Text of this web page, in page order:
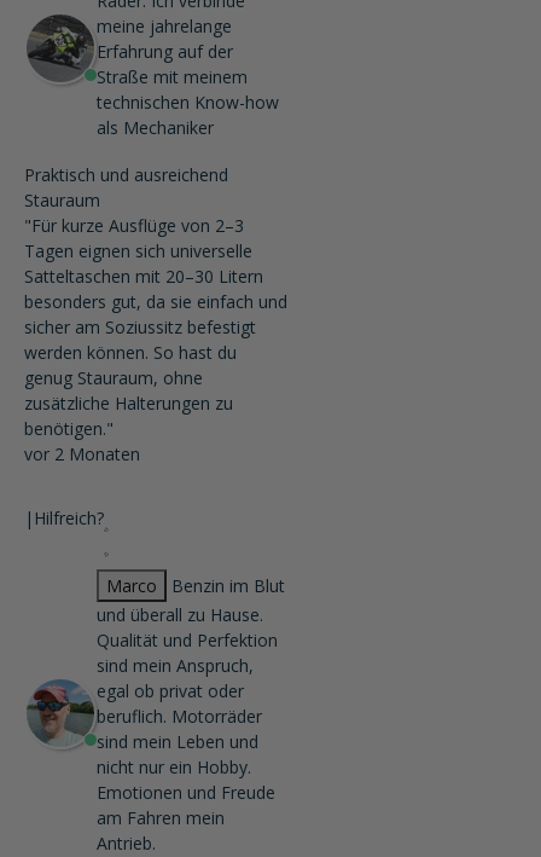
meine jahrelange
Erfahrung auf der
Straße mit meinem
technischen Know-how
als Mechaniker
Praktisch und ausreichend
Stauraum
"Für kurze Ausflüge von 2–3
Tagen eignen sich universelle
Satteltaschen mit 20–30 Litern
besonders gut, da sie einfach und
sicher am Soziussitz befestigt
werden können. So hast du
genug Stauraum, ohne
zusätzliche Halterungen zu
benötigen."
vor 2 Monaten
| Hilfreich?
Marco
Benzin im Blut
und überall zu Hause.
Qualität und Perfektion
sind mein Anspruch,
egal ob privat oder
beruflich. Motorräder
sind mein Leben und
nicht nur ein Hobby.
Emotionen und Freude
am Fahren mein
Antrieb.